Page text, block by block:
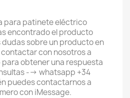
para patinete eléctrico
encontrado el producto
sobre un producto en
con nosotros a
obtener una respuesta
--> whatsapp +34
puedes contactarnos a
con iMessage.